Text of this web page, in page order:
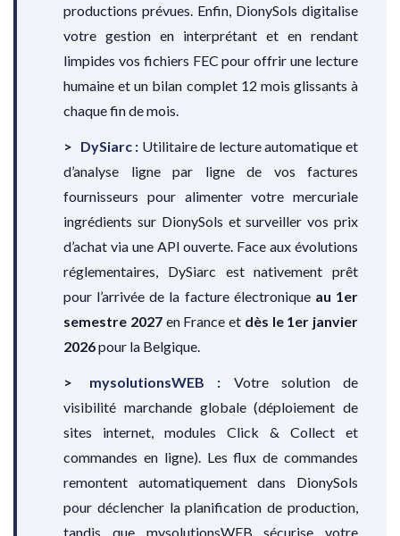
productions prévues. Enfin, DionySols digitalise
votre gestion en interprétant et en rendant
limpides vos fichiers FEC pour offrir une lecture
humaine et un bilan complet 12 mois glissants à
chaque fin de mois.
DySiarc : Utilitaire de lecture automatique et
d’analyse ligne par ligne de vos factures
fournisseurs pour alimenter votre mercuriale
ingrédients sur DionySols et surveiller vos prix
d’achat via une API ouverte. Face aux évolutions
réglementaires, DySiarc est nativement prêt
pour l’arrivée de la facture électronique au 1er
semestre 2027en France et dès le 1er janvier
2026pour la Belgique.
mysolutionsWEB : Votre solution de
visibilité marchande globale (déploiement de
sites internet, modules Click & Collect et
commandes en ligne). Les flux de commandes
remontent automatiquement dans DionySols
pour déclencher la planification de production,
tandis que mysolutionsWEB sécurise votre